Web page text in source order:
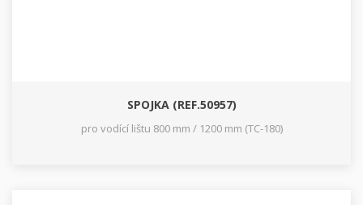
SPOJKA (REF.50957)
pro vodící lištu 800 mm / 1200 mm (TC-180)